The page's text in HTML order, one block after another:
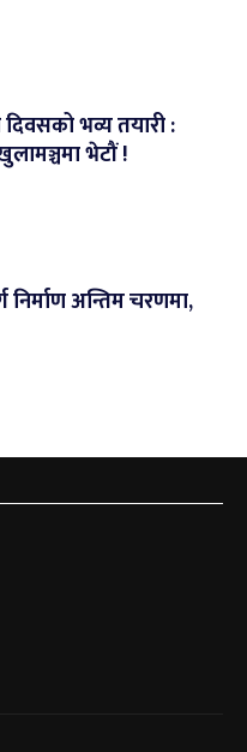
दिवसको भव्य तयारी :
भेटौं !
निर्माण अन्तिम चरणमा,